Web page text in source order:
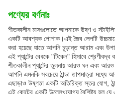
পণ্যের বর্ণনাঃ
শীতকালীন মাসগুলোতে আপনাকে উষ্ণ ও
একটি আবশ্যক পোশাক।এই জৈব লেপটি
করা হয়েছে যাতে আপনি চূড়ান্ত আরাম এবং
এই প্যান্টের বেধকে "টিকেন" হিসাবে
শীতকালীন প্যান্টের তুলনায় আরও ঘন এবং আরও
আপনি এমনকি সবচেয়ে ঠান্ডা তাপমাত্রা মধ্যে
এছাড়াও উষ্ণতা একটি অতিরিক্ত স্তর যোগ,
এই কোটের একটি উল্লেখযোগ্য বৈশিষ্ট্য হল